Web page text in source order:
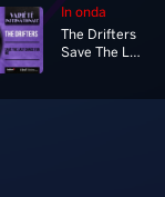
In onda
The Drifters
Save The Last Dance For Me